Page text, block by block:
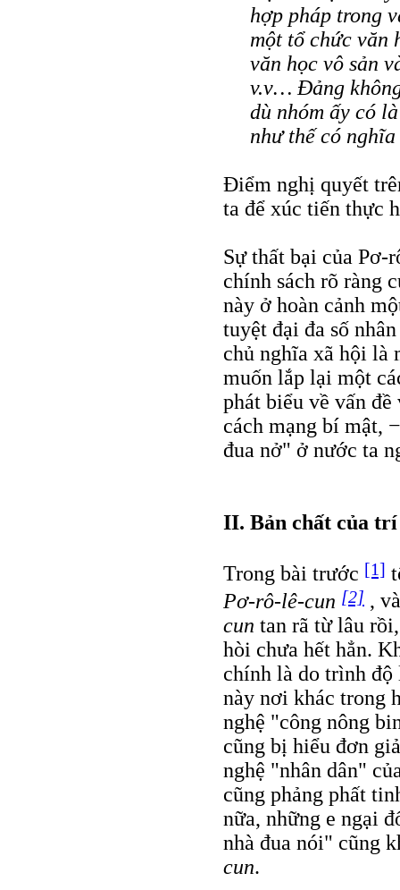
hợp pháp trong
một tổ chức văn
văn học vô sản
v.v… Đảng
dù nhóm ấy có
như thế có
Điểm nghị quyết
ta để xúc tiến thực
Sự thất bại của Pơ-
chính sách rõ ràng
này ở hoàn cảnh
tuyệt đại đa số
chủ nghĩa xã hội là
muốn lắp lại một
phát biểu về vấn
cách mạng bí mật,
đua nở" ở nước ta
II. Bản chất của
Trong bài trước [1]
Pơ-rô-lê-cun [2] ,
cun tan rã từ lâu
hòi chưa hết hẳn.
chính là do trình
này nơi khác trong
nghệ "công nông
cũng bị hiểu đơn
nghệ "nhân dân"
cũng phảng phất
nữa, những e ngại
nhà đua nói" cũng
cun.